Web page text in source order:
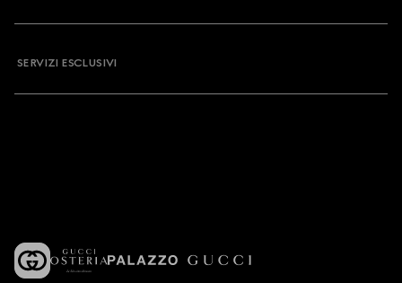
SERVIZI ESCLUSIVI